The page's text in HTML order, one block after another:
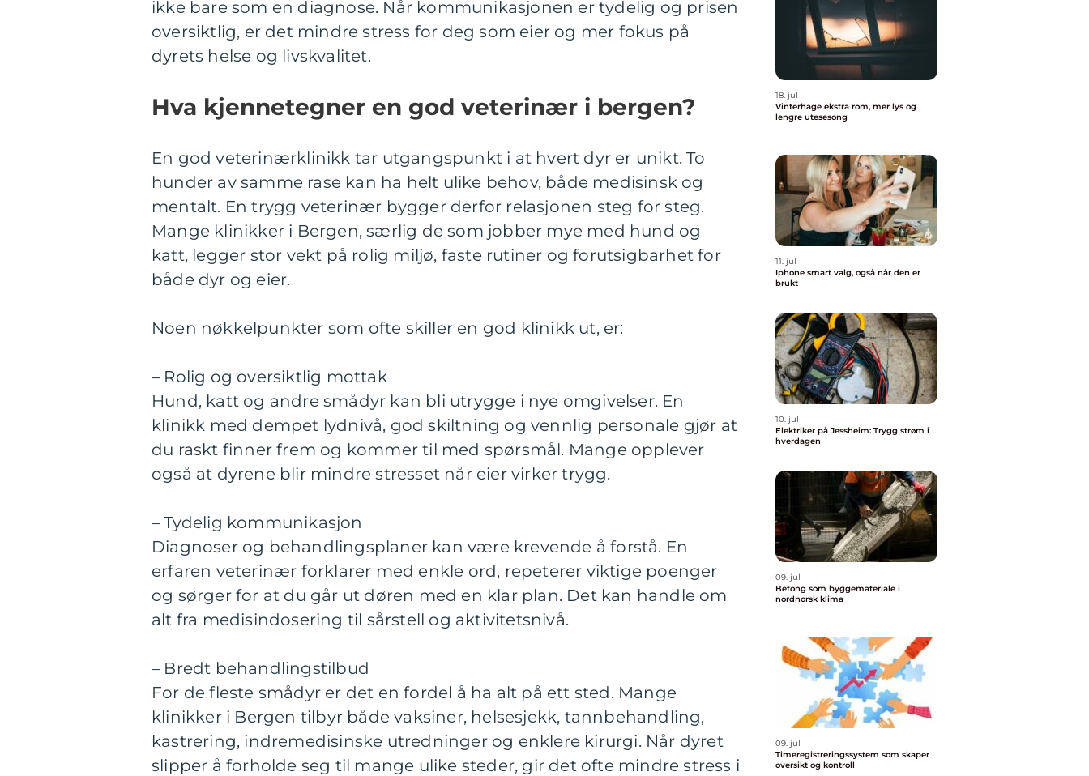
ikke bare som en diagnose. Når kommunikasjonen er tydelig og prisen
oversiktlig, er det mindre stress for deg som eier og mer fokus på
dyrets helse og livskvalitet.
Hva kjennetegner en god veterinær i bergen?
En god veterinærklinikk tar utgangspunkt i at hvert dyr er unikt. To
hunder av samme rase kan ha helt ulike behov, både medisinsk og
mentalt. En trygg veterinær bygger derfor relasjonen steg for steg.
Mange klinikker i Bergen, særlig de som jobber mye med hund og
katt, legger stor vekt på rolig miljø, faste rutiner og forutsigbarhet for
både dyr og eier.
Noen nøkkelpunkter som ofte skiller en god klinikk ut, er:
– Rolig og oversiktlig mottak
Hund, katt og andre smådyr kan bli utrygge i nye omgivelser. En
klinikk med dempet lydnivå, god skiltning og vennlig personale gjør at
du raskt finner frem og kommer til med spørsmål. Mange opplever
også at dyrene blir mindre stresset når eier virker trygg.
– Tydelig kommunikasjon
Diagnoser og behandlingsplaner kan være krevende å forstå. En
erfaren veterinær forklarer med enkle ord, repeterer viktige poenger
og sørger for at du går ut døren med en klar plan. Det kan handle om
alt fra medisindosering til sårstell og aktivitetsnivå.
– Bredt behandlingstilbud
For de fleste smådyr er det en fordel å ha alt på ett sted. Mange
klinikker i Bergen tilbyr både vaksiner, helsesjekk, tannbehandling,
kastrering, indremedisinske utredninger og enklere kirurgi. Når dyret
slipper å forholde seg til mange ulike steder, gir det ofte mindre stress i
18. jul
Vinterhage ekstra rom, mer lys og
lengre utesesong
11. jul
Iphone smart valg, også når den er
brukt
10. jul
Elektriker på Jessheim: Trygg strøm i
hverdagen
09. jul
Betong som byggemateriale i
nordnorsk klima
09. jul
Timeregistreringssystem som skaper
oversikt og kontroll